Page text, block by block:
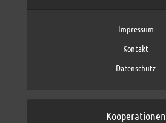
Impressum
Kontakt
Datenschutz
Kooperationen